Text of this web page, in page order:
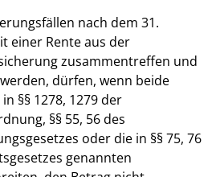
nach dem 31.
einer Rente aus der
zusammentreffen und
dürfen, wenn beide
§§ 1278, 1279 der
§§ 55, 56 des
oder die in §§ 75, 76
genannten